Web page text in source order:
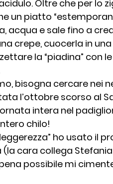
Oltre che per lo
un piatto
acqua e sale fino a
crepe, cuocerla in
la “piadina” con
bisogna cercare nei
l’ottobre scorso al
intera nel
chilo!
ho usato il
cara collega
possibile mi